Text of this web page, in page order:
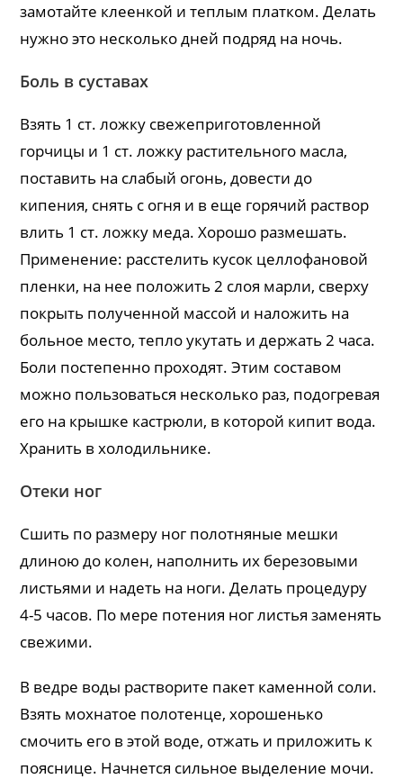
замотайте клеенкой и теплым платком. Делать
нужно это несколько дней подряд на ночь.
Боль в суставах
Взять 1 ст. ложку свежеприготовленной
горчицы и 1 ст. ложку растительного масла,
поставить на слабый огонь, довести до
кипения, снять с огня и в еще горячий раствор
влить 1 ст. ложку меда. Хорошо размешать.
Применение: расстелить кусок целлофановой
пленки, на нее положить 2 слоя марли, сверху
покрыть полученной массой и наложить на
больное место, тепло укутать и держать 2 часа.
Боли постепенно проходят. Этим составом
можно пользоваться несколько раз, подогревая
его на крышке кастрюли, в которой кипит вода.
Хранить в холодильнике.
Отеки ног
Сшить по размеру ног полотняные мешки
длиною до колен, наполнить их березовыми
листьями и надеть на ноги. Делать процедуру
4-5 часов. По мере потения ног листья заменять
свежими.
В ведре воды растворите пакет каменной соли.
Взять мохнатое полотенце, хорошенько
смочить его в этой воде, отжать и приложить к
пояснице. Начнется сильное выделение мочи.